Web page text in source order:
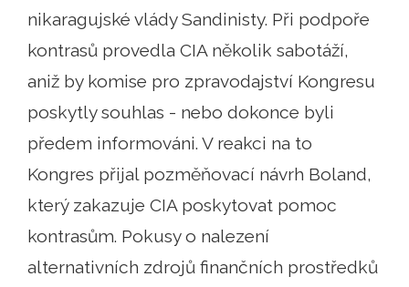
nikaragujské vlády Sandinisty. Při podpoře
kontrasů provedla CIA několik sabotáží,
aniž by komise pro zpravodajství Kongresu
poskytly souhlas - nebo dokonce byli
předem informováni. V reakci na to
Kongres přijal pozměňovací návrh Boland,
který zakazuje CIA poskytovat pomoc
kontrasům. Pokusy o nalezení
alternativních zdrojů finančních prostředků